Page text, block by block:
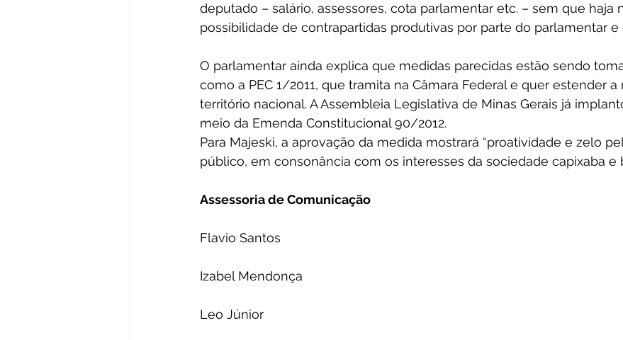
deputado – salário, assessores, cota parlamentar etc. – sem que haja
possibilidade de contrapartidas produtivas por parte do parlamentar e
O parlamentar ainda explica que medidas parecidas estão sendo
como a PEC 1/2011, que tramita na Câmara Federal e quer estender a
território nacional. A Assembleia Legislativa de Minas Gerais já
meio da Emenda Constitucional 90/2012.
Para Majeski, a aprovação da medida mostrará “proatividade e zelo
público, em consonância com os interesses da sociedade capixaba e
Assessoria de Comunicação
Flavio Santos
Izabel Mendonça
Leo Júnior